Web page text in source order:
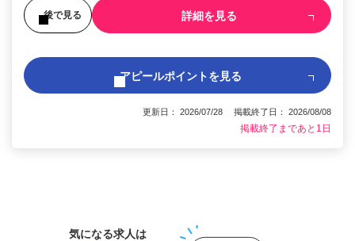
後で見る 詳細を見る
アピールポイントを見る
更新日： 2026/07/28 掲載終了日： 2026/08/08
掲載終了まであと1日
気になる求人は